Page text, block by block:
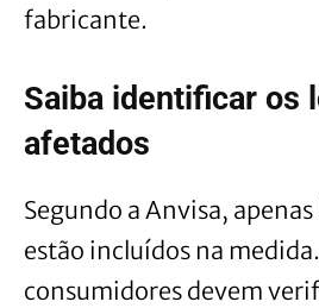
fabricante.
Saiba identificar os
afetados
Segundo a Anvisa,
estão incluídos na
consumidores devem